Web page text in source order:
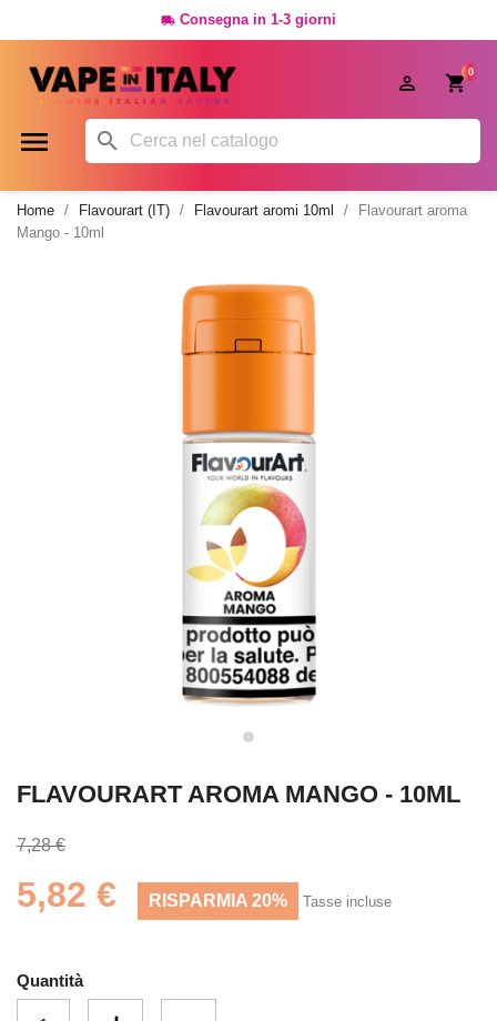
 Consegna in 1-3 giorni
0

 
Home Flavourart (IT) Flavourart aromi 10ml
Flavourart aroma
Mango - 10ml
FLAVOURART AROMA MANGO - 10ML
7,28 €
5,82 € RISPARMIA 20% Tasse incluse
Quantità